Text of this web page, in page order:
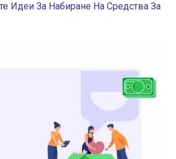
Идеи За Набиране На Средства За